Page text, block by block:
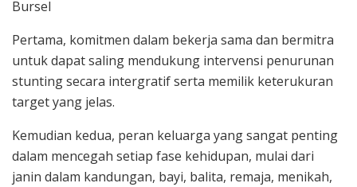
Bursel
Pertama, komitmen dalam bekerja sama dan bermitra
untuk dapat saling mendukung intervensi penurunan
stunting secara intergratif serta memilik keterukuran
target yang jelas.
Kemudian kedua, peran keluarga yang sangat penting
dalam mencegah setiap fase kehidupan, mulai dari
janin dalam kandungan, bayi, balita, remaja, menikah,